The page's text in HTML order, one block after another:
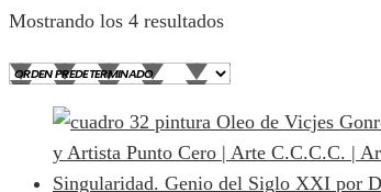
Mostrando los 4 resultados